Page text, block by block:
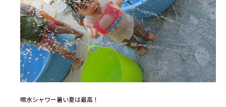
噴水シャワー暑い夏は最高！